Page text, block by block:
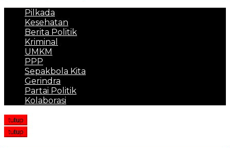
Pilkada
Kesehatan
Berita Politik
Kriminal
UMKM
PPP
Sepakbola Kita
Gerindra
Partai Politik
Kolaborasi
tutup
tutup